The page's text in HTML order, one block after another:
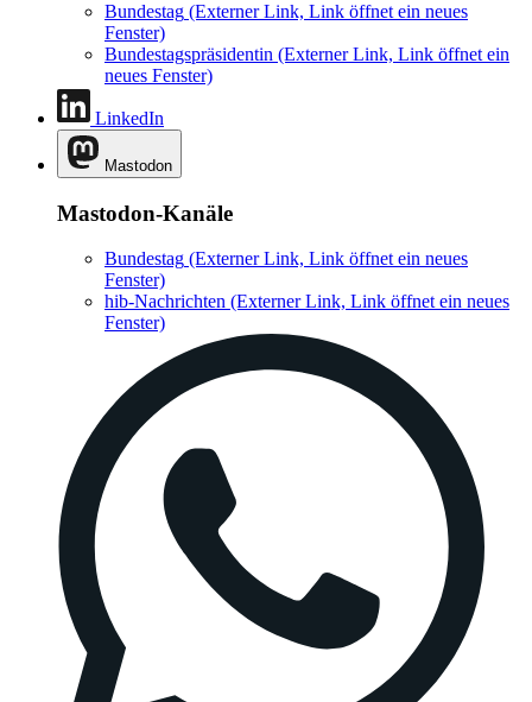
Bundestag (Externer Link, Link öffnet ein neues
Fenster)
Bundestagspräsidentin (Externer Link, Link öffnet ein
neues Fenster)
LinkedIn
Mastodon
Mastodon-Kanäle
Bundestag (Externer Link, Link öffnet ein neues
Fenster)
hib-Nachrichten (Externer Link, Link öffnet ein neues
Fenster)